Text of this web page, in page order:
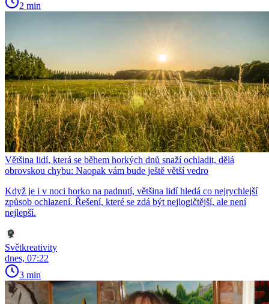
2 min
Většina lidí, která se během horkých dnů snaží ochladit, dělá
obrovskou chybu: Naopak vám bude ještě větší vedro
Když je i v noci horko na padnutí, většina lidí hledá co nejrychlejší
způsob ochlazení. Řešení, které se zdá být nejlogičtější, ale není
nejlepší.
Světkreativity
dnes, 07:22
3 min